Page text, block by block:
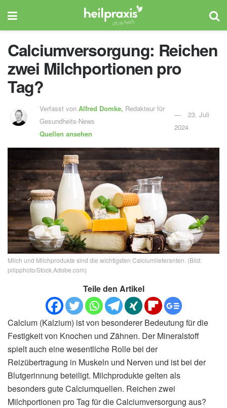
Calciumversorgung: Reichen
zwei Milchportionen pro
Tag?
Verfasst vonAlfred Domke, Redakteur für
Gesundheits-News
Quellen ansehen
23. Juli
2024
Milch und Milchprodukte sind die wichtigsten Calciumlieferanten. (Bild:
pilipphoto/Stock.Adobe.com)
Teile den Artikel
Calcium (Kalzium) ist von besonderer Bedeutung für die
Festigkeit von Knochen und Zähnen. Der Mineralstoff
spielt auch eine wesentliche Rolle bei der
Reizübertragung in Muskeln und Nerven und ist bei der
Blutgerinnung beteiligt. Milchprodukte gelten als
besonders gute Calciumquellen. Reichen zwei
Milchportionen pro Tag für die Calciumversorgung aus?